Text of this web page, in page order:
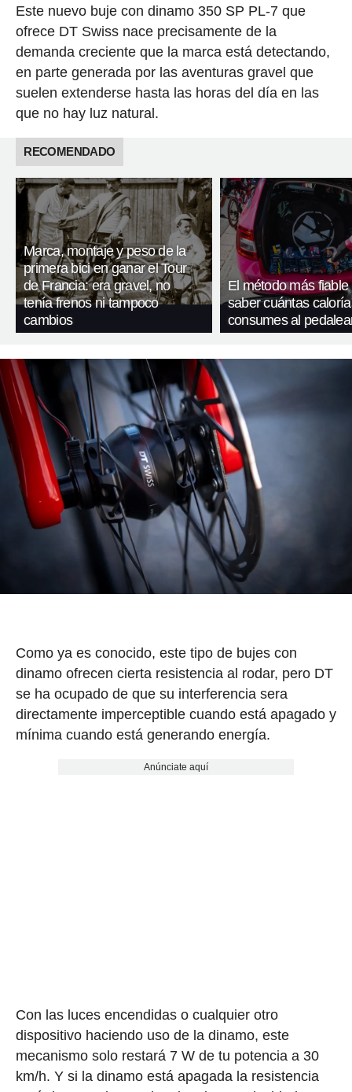
Este nuevo buje con dinamo 350 SP PL-7 que
ofrece DT Swiss nace precisamente de la
demanda creciente que la marca está detectando,
en parte generada por las aventuras gravel que
suelen extenderse hasta las horas del día en las
que no hay luz natural.
RECOMENDADO
Marca, montaje y peso de la
primera bici en ganar el Tour
de Francia: era gravel, no
tenía frenos ni tampoco
cambios
El método más fiable
saber cuántas
consumes al
Como ya es conocido, este tipo de bujes con
dinamo ofrecen cierta resistencia al rodar, pero DT
se ha ocupado de que su interferencia sera
directamente imperceptible cuando está apagado y
mínima cuando está generando energía.
Anúnciate aquí
Con las luces encendidas o cualquier otro
dispositivo haciendo uso de la dinamo, este
mecanismo solo restará 7 W de tu potencia a 30
km/h. Y si la dinamo está apagada la resistencia